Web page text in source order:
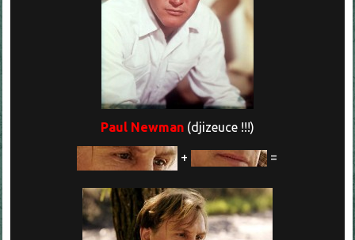
Paul Newman(djizeuce !!!)
+ =